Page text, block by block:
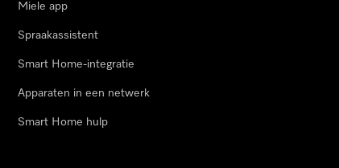
Miele app
Spraakassistent
Smart Home-integratie
Apparaten in een netwerk
Smart Home hulp